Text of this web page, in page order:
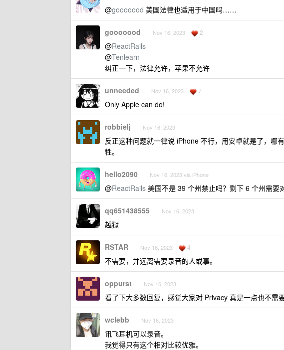
@gooooood 美国法律也适用于中国吗……
gooooood Nov 16, 2023 2
@ReactRails
@Tenlearn
纠正一下，法律允许，苹果不允许
unneeded Nov 16, 2023 7
Only Apple can do!
robbielj Nov 16, 2023
反正这种问题就一律说 iPhone 不行，用安卓就是了，哪
牲。
hello2090 Nov 16, 2023 via iPhone
@ReactRails 美国不是 39 个州禁止吗？剩下 6 个州需要
qq651438555 Nov 16, 2023
越狱
RSTAR Nov 16, 2023 4
不需要，并远离需要录音的人或事。
oppurst Nov 16, 2023
看了下大多数回复，感觉大家对 Privacy 真是一点也不需
wclebb Nov 16, 2023
讯飞耳机可以录音。
我觉得只有这个相对比较优雅。